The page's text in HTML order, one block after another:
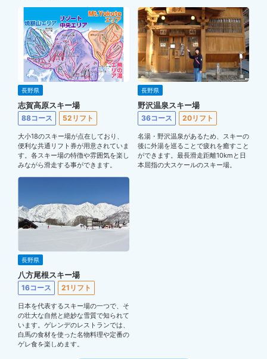
長野県
志賀高原スキー場
88コース 52リフト
大小18のスキー場が点在しており、
便利な共通リフト券が用意されていま
す。各スキー場の特徴や雰囲気を楽し
みながら滑走する事ができます。
長野県
野沢温泉スキー場
36コース 20リフト
名湯・野沢温泉があるため、スキーの
後に外湯を巡ることで疲れを癒すこと
ができます。最長滑走距離10kmと日
本屈指の大スケールのスキー場。
長野県
八方尾根スキー場
16コース 21リフト
日本を代表するスキー場の一つで、そ
の壮大な自然と絶妙な雪質で知られて
います。ゲレンデのレストランでは、
白馬の食材を使った名物料理や定番の
ゲレ食を楽しめます。